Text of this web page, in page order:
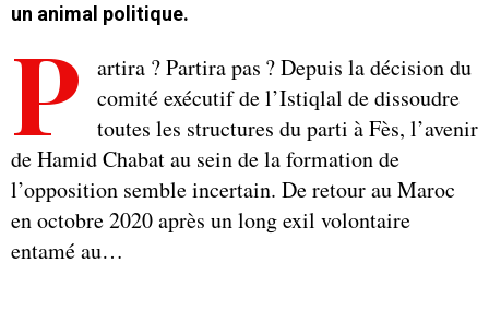
un animal politique.
P
artira ? Partira pas ? Depuis la décision du
comité exécutif de l’Istiqlal de dissoudre
toutes les structures du parti à Fès, l’avenir
de Hamid Chabat au sein de la formation de
l’opposition semble incertain. De retour au Maroc
en octobre 2020 après un long exil volontaire
entamé au…